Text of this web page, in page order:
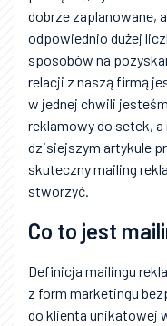
dobrze zaplanowane,
odpowiednio dużej
sposobów na
relacji z naszą firmą
w jednej chwili
reklamowy do setek,
dzisiejszym artykule
skuteczny mailing
stworzyć.
Co to jest
Definicja mailingu
z form marketingu
do klienta unikatowej